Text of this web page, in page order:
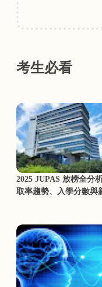
考生必看
2025 JUPAS 放榜全分
取率趨勢、入學分數與